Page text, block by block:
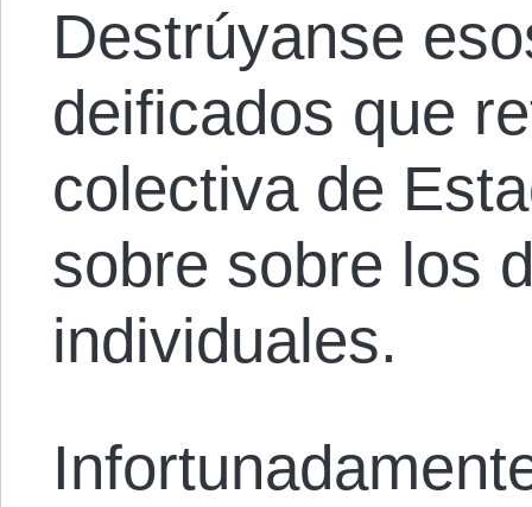
Destrúyanse
deificados que
colectiva de
sobre sobre los
individuales.